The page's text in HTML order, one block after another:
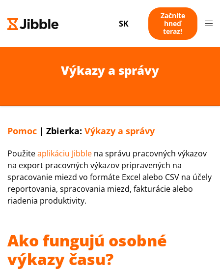
SK
Začnite
hneď
teraz!
Výkazy a správy
Pomoc | Zbierka: Výkazy a správy
Použiteaplikáciu Jibble na správu pracovných výkazov
na export pracovných výkazov pripravených na
spracovanie miezd vo formáte Excel alebo CSV na účely
reportovania, spracovania miezd, fakturácie alebo
riadenia produktivity.
Ako fungujú osobné
výkazy času?